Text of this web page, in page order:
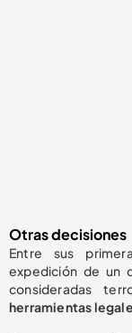
Otras decisiones
Entre sus
expedición de un
consideradas
herramientas